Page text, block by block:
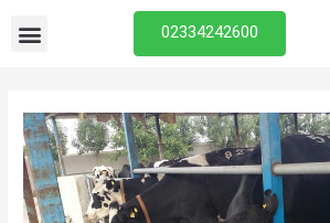
02334242600